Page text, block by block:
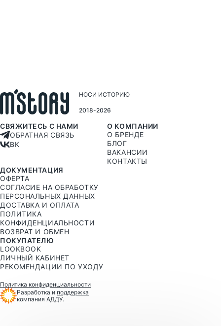
НОСИ ИСТОРИЮ
2018-2026
О КОМПАНИИ
О БРЕНДЕ
БЛОГ
ВАКАНСИИ
КОНТАКТЫ
ДОКУМЕНТАЦИЯ
ОФЕРТА
СОГЛАСИЕ НА ОБРАБОТКУ
ПЕРСОНАЛЬНЫХ ДАННЫХ
ДОСТАВКА И ОПЛАТА
ПОЛИТИКА
КОНФИДЕНЦИАЛЬНОСТИ
ВОЗВРАТ И ОБМЕН
ПОКУПАТЕЛЮ
LOOKBOOK
ЛИЧНЫЙ КАБИНЕТ
РЕКОМЕНДАЦИИ ПО УХОДУ
СВЯЖИТЕСЬ С НАМИ
ОБРАТНАЯ СВЯЗЬ
ВК
Политика конфиденциальности
Разработка и поддержка
компания АДДУ.